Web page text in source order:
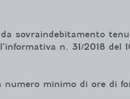
sovraindebitamento
n. 31/2018 del
minimo di ore di